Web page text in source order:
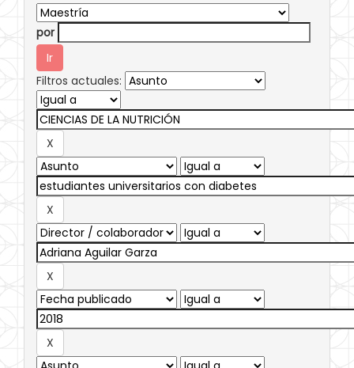
por
Filtros actuales: